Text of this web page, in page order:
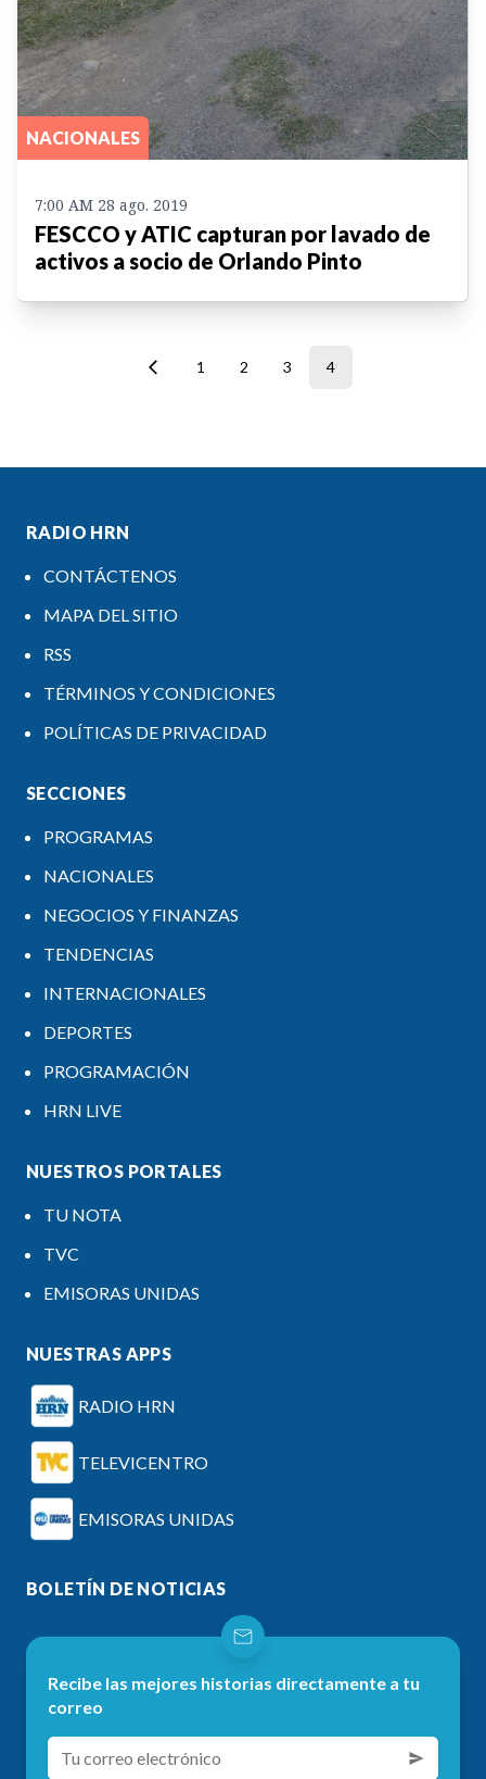
NACIONALES
7:00 AM 28 ago. 2019
FESCCO y ATIC capturan por lavado de
activos a socio de Orlando Pinto
1 2 3 4
RADIO HRN
CONTÁCTENOS
MAPA DEL SITIO
RSS
TÉRMINOS Y CONDICIONES
POLÍTICAS DE PRIVACIDAD
SECCIONES
PROGRAMAS
NACIONALES
NEGOCIOS Y FINANZAS
TENDENCIAS
INTERNACIONALES
DEPORTES
PROGRAMACIÓN
HRN LIVE
NUESTROS PORTALES
TU NOTA
TVC
EMISORAS UNIDAS
NUESTRAS APPS
RADIO HRN
TELEVICENTRO
EMISORAS UNIDAS
BOLETÍN DE NOTICIAS
Recibe las mejores historias directamente a tu
correo